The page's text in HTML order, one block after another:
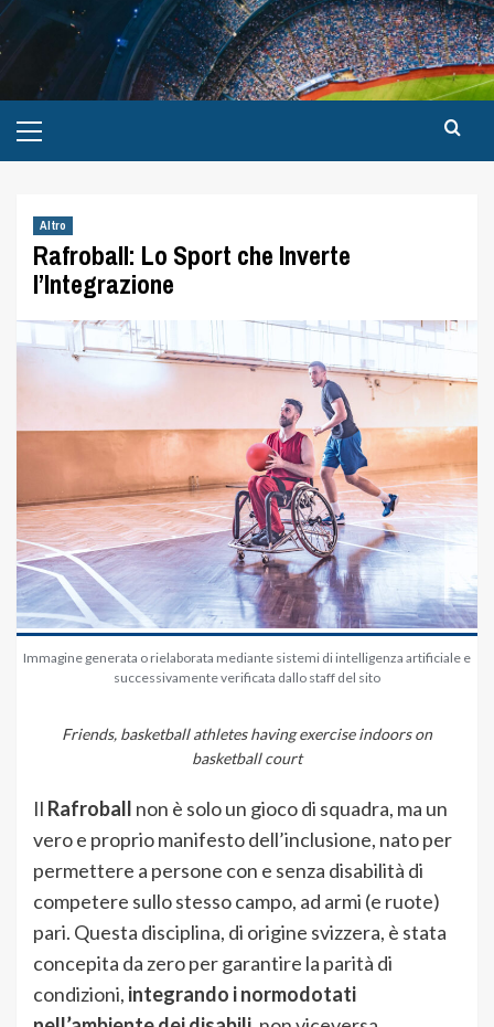
Altro
Rafroball: Lo Sport che Inverte
l’Integrazione
Immagine generata o rielaborata mediante sistemi di intelligenza artificiale e
successivamente verificata dallo staff del sito
Friends, basketball athletes having exercise indoors on
basketball court
Il Rafroball non è solo un gioco di squadra, ma un
vero e proprio manifesto dell’inclusione, nato per
permettere a persone con e senza disabilità di
competere sullo stesso campo, ad armi (e ruote)
pari. Questa disciplina, di origine svizzera, è stata
concepita da zero per garantire la parità di
condizioni, integrando i normodotati